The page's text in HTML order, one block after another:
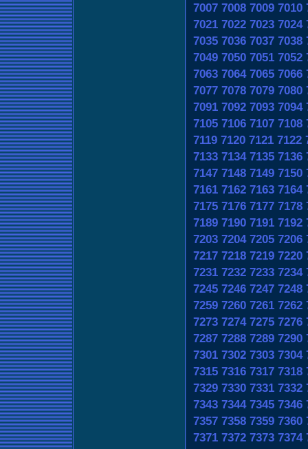
7007 7008 7009 7010
7021 7022 7023 7024
7035 7036 7037 7038
7049 7050 7051 7052
7063 7064 7065 7066
7077 7078 7079 7080
7091 7092 7093 7094
7105 7106 7107 7108
7119 7120 7121 7122
7133 7134 7135 7136
7147 7148 7149 7150
7161 7162 7163 7164
7175 7176 7177 7178
7189 7190 7191 7192
7203 7204 7205 7206
7217 7218 7219 7220
7231 7232 7233 7234
7245 7246 7247 7248
7259 7260 7261 7262
7273 7274 7275 7276
7287 7288 7289 7290
7301 7302 7303 7304
7315 7316 7317 7318
7329 7330 7331 7332
7343 7344 7345 7346
7357 7358 7359 7360
7371 7372 7373 7374